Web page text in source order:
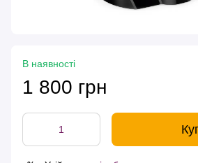
В наявності
1 800 грн